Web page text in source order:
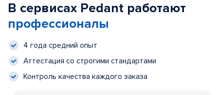
В сервисах Pedant работают
профессионалы
4 года средний опыт
Аттестация со строгими стандартами
Контроль качества каждого заказа